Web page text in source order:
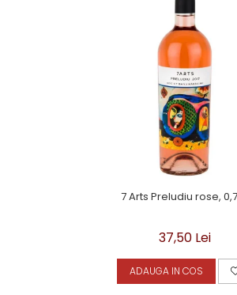
7 Arts Preludiu rose,
37,50 Lei
ADAUGA IN COS